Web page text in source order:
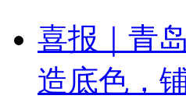
喜报｜青
造底色，